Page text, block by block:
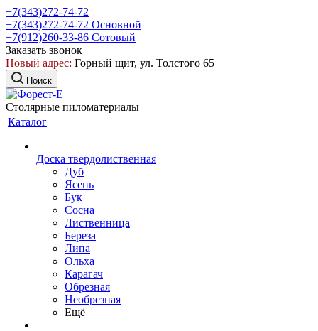
+7(343)272-74-72
+7(343)272-74-72 Основной
+7(912)260-33-86 Сотовый
Заказать звонок
Новый адрес: Горный щит, ул. Толстого 65
Поиск
Столярные пиломатериалы
Каталог
Доска твердолиственная
Дуб
Ясень
Бук
Сосна
Лиственница
Береза
Липа
Ольха
Карагач
Обрезная
Необрезная
Ещё